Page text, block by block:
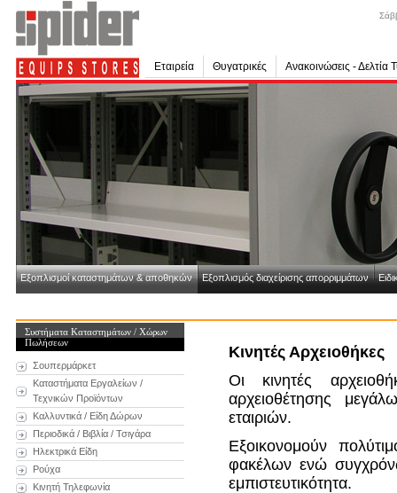
Εταιρεία Θυγατρικές Ανακοινώσεις - Δελτία
Εξοπλισμοί καταστημάτων & αποθηκών Εξοπλισμός διαχείρισης απορριμμάτων
Συστήματα Καταστημάτων / Χώρων
Πωλήσεων
Σουπερμάρκετ
Καταστήματα Εργαλείων /
Τεχνικών Προϊόντων
Καλλυντικά / Είδη Δώρων
Περιοδικά / Βιβλία / Τσιγάρα
Ηλεκτρικά Είδη
Ρούχα
Κινητή Τηλεφωνία
Κινητές Αρχειοθήκες
Οι κινητές
αρχειοθέτησης
εταιριών.
Εξοικονομούν
φακέλων ενώ
εμπιστευτικότητα.